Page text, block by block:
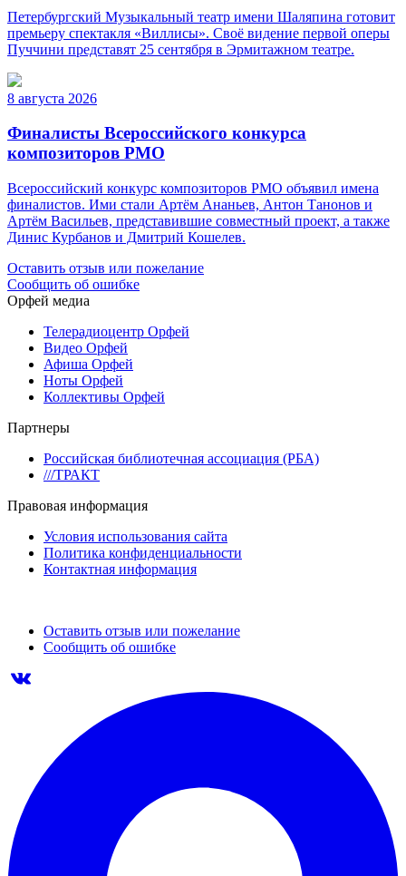
Петербургский Музыкальный театр имени Шаляпина готовит
премьеру спектакля «Виллисы». Своё видение первой оперы
Пуччини представят 25 сентября в Эрмитажном театре.
8 августа 2026
Финалисты Всероссийского конкурса
композиторов РМО
Всероссийский конкурс композиторов РМО объявил имена
финалистов. Ими стали Артём Ананьев, Антон Танонов и
Артём Васильев, представившие совместный проект, а также
Динис Курбанов и Дмитрий Кошелев.
Оставить отзыв или пожелание
Сообщить об ошибке
Орфей медиа
Телерадиоцентр Орфей
Видео Орфей
Афиша Орфей
Ноты Орфей
Коллективы Орфей
Партнеры
Российская библиотечная ассоциация (РБА)
///ТРАКТ
Правовая информация
Условия использования сайта
Политика конфиденциальности
Контактная информация
Оставить отзыв или пожелание
Сообщить об ошибке